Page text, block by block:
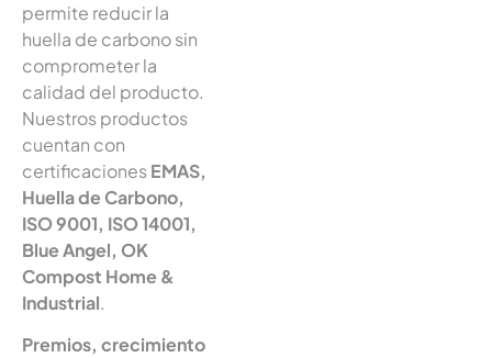
permite reducir la
huella de carbono sin
comprometer la
calidad del producto.
Nuestros productos
cuentan con
certificacionesEMAS,
Huella de Carbono,
ISO 9001, ISO 14001,
Blue Angel, OK
Compost Home &
Industrial.
Premios, crecimiento